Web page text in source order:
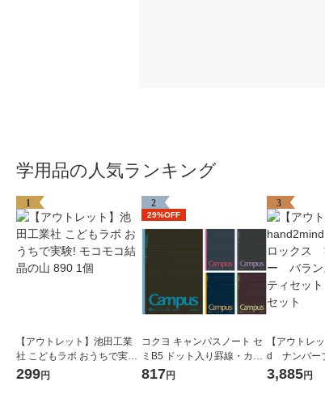
学用品の人気ランキング
1
【アウトレット】池田工業
社 こどもラボ おうちで実験!
モコモコ結晶の山 890 1個
299円
2
29%OFF
コクヨ キャンパスノート セ
ミB5 ドット入り罫線・カラ
ー表紙 A罫7mm 30枚 5色セ
817円
3
【アウトレ
d ナンバー
ロックジー
ティビテ
3,885円